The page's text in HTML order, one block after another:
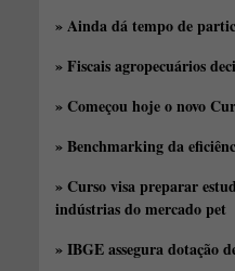
» Ainda dá tempo de
» Fiscais agropecuários
» Começou hoje o novo
» Benchmarking da
» Curso visa preparar
indústrias do mercado pet
» IBGE assegura dotação